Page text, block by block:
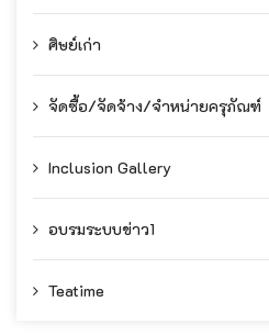
ศิษย์เก่า
จัดซื้อ/จัดจ้าง/จำหน่ายครุภัณฑ์
Inclusion Gallery
อบรมระบบข่าว1
Teatime